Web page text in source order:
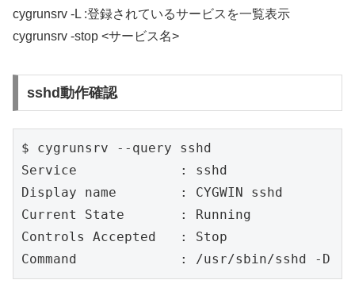
cygrunsrv -L :登録されているサービスを一覧表示
cygrunsrv -stop <サービス名>
sshd動作確認
$ cygrunsrv --query sshd
Service             : sshd
Display name        : CYGWIN sshd
Current State       : Running
Controls Accepted   : Stop